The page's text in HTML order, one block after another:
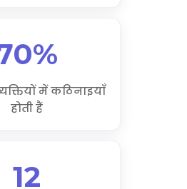
में कठिनाइयाँ
होती हैं
12